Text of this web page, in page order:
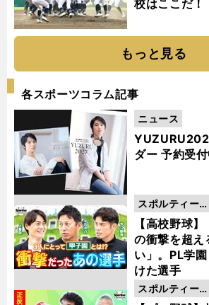
校はここだ！
もっと見る
各スポーツコラム記事
ダー 予約受付
ニュース
【高校野球
の衝撃を超え
い」。PL学
けた選手
スポルティーバ
動画
スポルティーバ